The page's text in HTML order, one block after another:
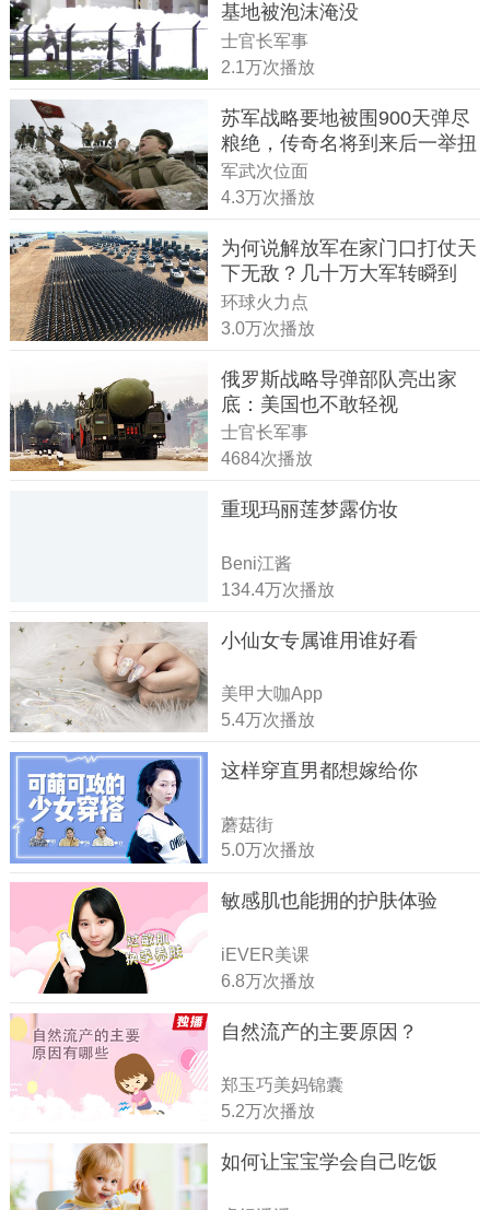
基地被泡沫淹没
士官长军事
2.1万次播放
苏军战略要地被围900天弹尽
粮绝，传奇名将到来后一举扭
转战局
军武次位面
4.3万次播放
为何说解放军在家门口打仗天
下无敌？几十万大军转瞬到
达！
环球火力点
3.0万次播放
俄罗斯战略导弹部队亮出家
底：美国也不敢轻视
士官长军事
4684次播放
重现玛丽莲梦露仿妆
Beni江酱
134.4万次播放
小仙女专属谁用谁好看
美甲大咖App
5.4万次播放
这样穿直男都想嫁给你
蘑菇街
5.0万次播放
敏感肌也能拥的护肤体验
iEVER美课
6.8万次播放
自然流产的主要原因？
郑玉巧美妈锦囊
5.2万次播放
如何让宝宝学会自己吃饭